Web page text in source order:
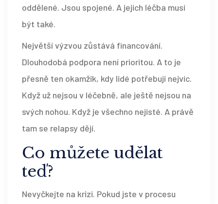
oddělené. Jsou spojené. A jejich léčba musí
být také.
Největší výzvou zůstává financování.
Dlouhodobá podpora není prioritou. A to je
přesně ten okamžik, kdy lidé potřebují nejvíc.
Když už nejsou v léčebně, ale ještě nejsou na
svých nohou. Když je všechno nejisté. A právě
tam se relapsy dějí.
Co můžete udělat
teď?
Nevyčkejte na krizi. Pokud jste v procesu